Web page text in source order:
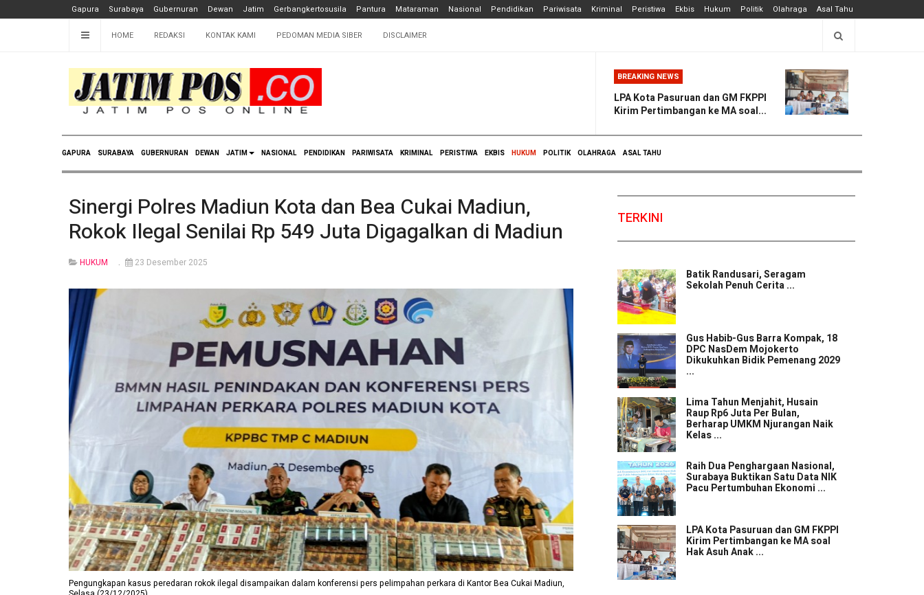
Gapura Surabaya Gubernuran Dewan Jatim Gerbangkertosusila Pantura Mataraman Nasional Pendidikan Pariwisata Kriminal Peristiwa Ekbis Hukum Politik Olahraga Asal Tahu
HOME REDAKSI KONTAK KAMI PEDOMAN MEDIA SIBER DISCLAIMER
BREAKING NEWS
LPA Kota Pasuruan dan GM FKPPI
Kirim Pertimbangan ke MA soal...
GAPURA SURABAYA GUBERNURAN DEWAN JATIM NASIONAL PENDIDIKAN PARIWISATA KRIMINAL PERISTIWA EKBIS HUKUM POLITIK OLAHRAGA ASAL TAHU
Sinergi Polres Madiun Kota dan Bea Cukai Madiun,
Rokok Ilegal Senilai Rp 549 Juta Digagalkan di Madiun
HUKUM 23 Desember 2025
Pengungkapan kasus peredaran rokok ilegal disampaikan dalam konferensi pers pelimpahan perkara di Kantor Bea Cukai Madiun,
TERKINI
Batik Randusari, Seragam
Sekolah Penuh Cerita ...
Gus Habib-Gus Barra Kompak, 18
DPC NasDem Mojokerto
Dikukuhkan Bidik Pemenang 2029
...
Lima Tahun Menjahit, Husain
Raup Rp6 Juta Per Bulan,
Berharap UMKM Njurangan Naik
Kelas ...
Raih Dua Penghargaan Nasional,
Surabaya Buktikan Satu Data NIK
Pacu Pertumbuhan Ekonomi ...
LPA Kota Pasuruan dan GM FKPPI
Kirim Pertimbangan ke MA soal
Hak Asuh Anak ...